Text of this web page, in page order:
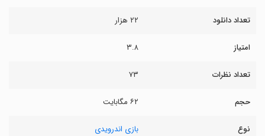
تعداد دانلود ۲۲ هزار
امتیاز ۳.۸
تعداد نظرات ۷۳
حجم ۶۲ مگابایت
نوع بازی اندرویدی